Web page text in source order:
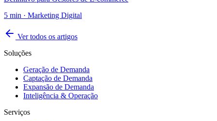
5 min · Marketing Digital
Ver todos os artigos
Soluções
Geração de Demanda
Captação de Demanda
Expansão de Demanda
Inteligência & Operação
Serviços